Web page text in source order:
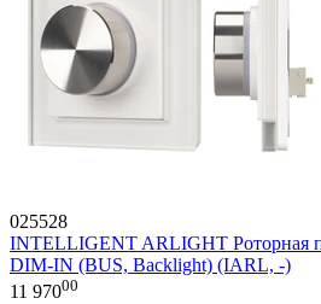
025528
INTELLIGENT ARLIGHT Роторная
DIM-IN (BUS, Backlight) (IARL, -)
11 97000